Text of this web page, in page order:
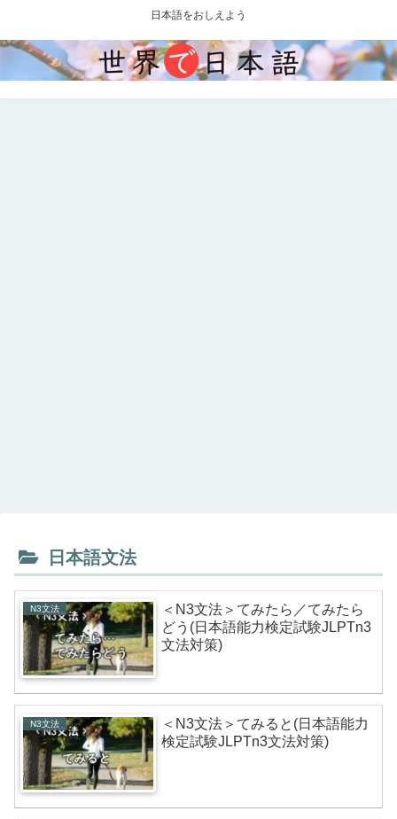
日本語をおしえよう
日本語文法
N3文法
＜N3文法＞てみたら／てみたら
どう(日本語能力検定試験JLPTn3
文法対策)
N3文法
＜N3文法＞てみると(日本語能力
検定試験JLPTn3文法対策)